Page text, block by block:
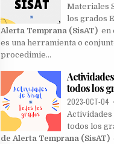
Materiales
los grados
Alerta Temprana (SisAT)en
es una herramienta o
procedimie…
todos los
2023-OCT-04
Actividades
todos los
de Alerta Temprana (SisAT)